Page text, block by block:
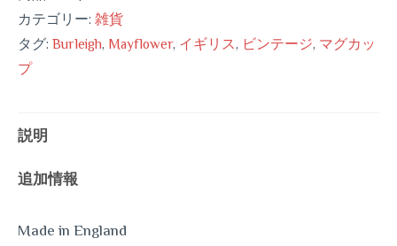
カテゴリー: 雑貨
タグ: Burleigh, Mayflower, イギリス, ビンテージ, マグカッ
プ
説明
追加情報
Made in England